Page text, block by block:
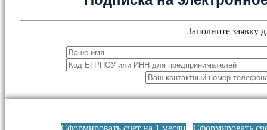
Заполните заявку
Сформировать счет на 1 месяц Сформировать